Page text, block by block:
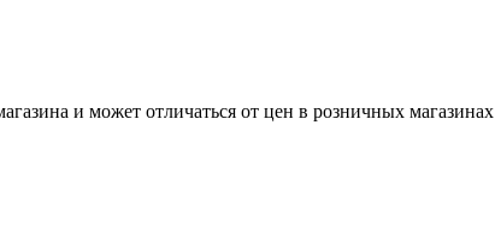
и может отличаться от цен в розничных магазинах